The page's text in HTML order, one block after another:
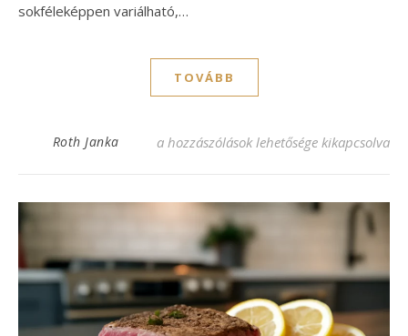
sokféleképpen variálható,…
TOVÁBB
Roth Janka Cordon bleu karaj recept – ínycsiklandó
a hozzászólások lehetősége kikapcsolva